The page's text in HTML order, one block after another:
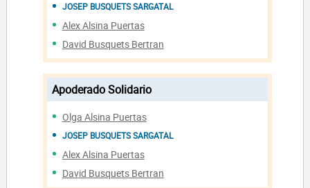
JOSEP BUSQUETS SARGATAL
Alex Alsina Puertas
David Busquets Bertran
Apoderado Solidario
Olga Alsina Puertas
JOSEP BUSQUETS SARGATAL
Alex Alsina Puertas
David Busquets Bertran